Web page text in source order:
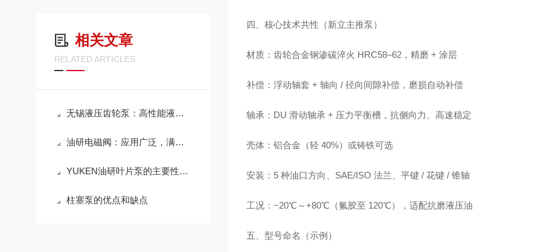
相关文章
RELATED ARTICLES
无锡液压齿轮泵：高性能液压传动的重要组件
油研电磁阀：应用广泛，满足多种流体控制需求
YUKEN油研叶片泵的主要性能特点
柱塞泵的优点和缺点
四、核心技术共性（新立主推泵）
材质：齿轮合金钢渗碳淬火 HRC58–62，精磨 + 涂层
补偿：浮动轴套 + 轴向 / 径向间隙补偿，磨损自动补偿
轴承：DU 滑动轴承 + 压力平衡槽，抗侧向力、高速稳定
壳体：铝合金（轻 40%）或铸铁可选
安装：5 种油口方向、SAE/ISO 法兰、平键 / 花键 / 锥轴
工况：−20℃～+80℃（氟胶至 120℃），适配抗磨液压油
五、型号命名（示例）